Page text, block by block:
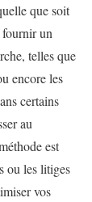
que soit
un
telles que
encore les
certains
au
est
ou les litiges
vos